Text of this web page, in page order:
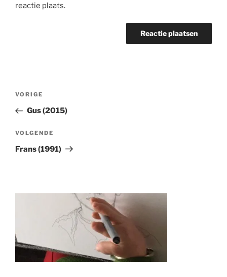
reactie plaats.
Berichtnavigatie
Vorig
bericht
VORIGE
Gus (2015)
Volgend
Bericht
VOLGENDE
Frans (1991)